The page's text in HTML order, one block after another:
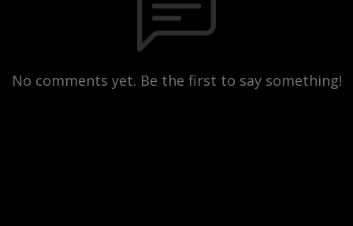
No comments yet. Be the first to say something!